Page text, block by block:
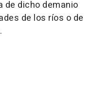
de dicho demanio
de los ríos o de